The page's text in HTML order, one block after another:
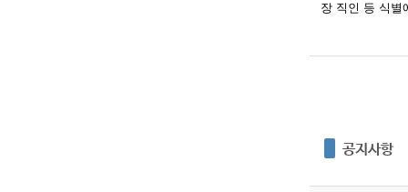
장 직인 등 식별
공지사항